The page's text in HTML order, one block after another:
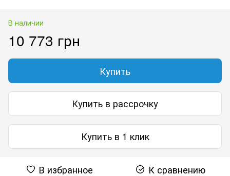
В наличии
10 773 грн
Купить
Купить в рассрочку
Купить в 1 клик
В избранное К сравнению